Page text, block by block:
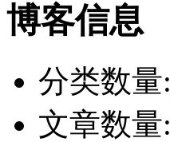
博客信息
分类数量:
文章数量: